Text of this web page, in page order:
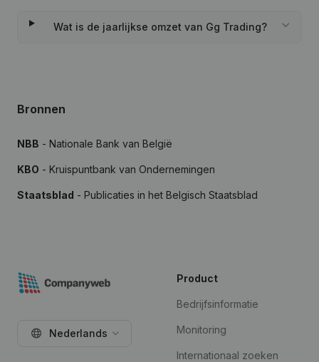
Wat is de jaarlijkse omzet van Gg Trading?
Bronnen
NBB - Nationale Bank van België
KBO - Kruispuntbank van Ondernemingen
Staatsblad - Publicaties in het Belgisch Staatsblad
Nederlands
Product
Bedrijfsinformatie
Monitoring
Internationaal zoeken